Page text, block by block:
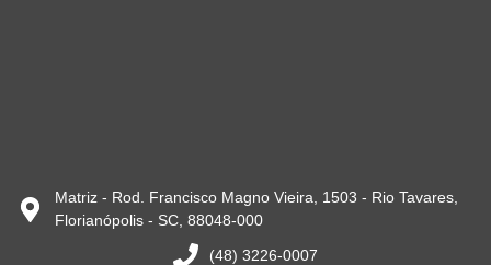
Matriz - Rod. Francisco Magno Vieira, 1503 - Rio Tavares,
Florianópolis - SC, 88048-000
(48) 3226-0007